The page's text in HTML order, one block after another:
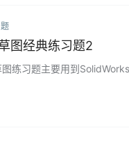
图经典练习题2
练习题主要用到